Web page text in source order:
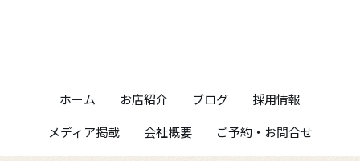
ホーム お店紹介 ブログ
採用情報
メディア掲載
会社概要 ご予約・お問合せ